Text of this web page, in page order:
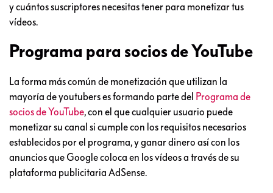
y cuántos suscriptores necesitas tener para monetizar tus
vídeos.
Programa para socios de YouTube
La forma más común de monetización que utilizan la
mayoría de youtubers es formando parte del Programa de
socios de YouTube, con el que cualquier usuario puede
monetizar su canal si cumple con los requisitos necesarios
establecidos por el programa, y ganar dinero así con los
anuncios que Google coloca en los vídeos a través de su
plataforma publicitaria AdSense.